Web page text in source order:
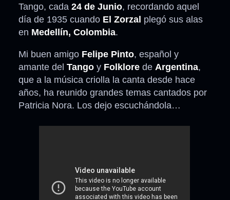
Tango, cada 24 de Junio, recordando aquel
día de 1935 cuando El Zorzal plegó sus alas
en Medellín, Colombia.
Mi buen amigo Felipe Pinto, español y
amante del Tango y Folklore de Argentina,
que a la música criolla la canta desde hace
años, ha reunido grandes temas cantados por
Patricia Nora. Los dejo escuchándola…